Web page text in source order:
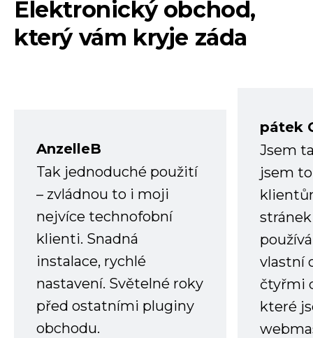
Elektronický obchod,
který vám kryje záda
AnzelleB
Tak jednoduché použití
– zvládnou to i moji
nejvíce technofobní
klienti. Snadná
instalace, rychlé
nastavení. Světelné roky
před ostatními pluginy
obchodu.
pátek
Jsem
jsem
vlastní
čtyřmi
které